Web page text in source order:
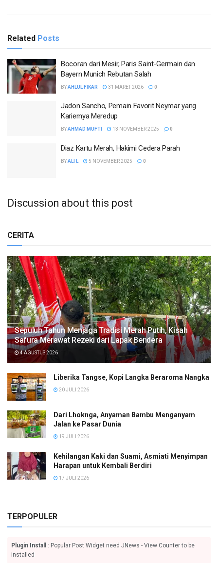
Related Posts
Bocoran dari Mesir, Paris Saint-Germain dan
Bayern Munich Rebutan Salah
BYAHLUL FIKAR 31 MARET 2026 0
Jadon Sancho, Pemain Favorit Neymar yang
Kariernya Meredup
BYAHMAD MUFTI 13 NOVEMBER 2025 0
Diaz Kartu Merah, Hakimi Cedera Parah
BYALI L 5 NOVEMBER 2025 0
Discussion about this post
CERITA
Sepuluh Tahun Menjaga Tradisi Merah Putih, Kisah
Safura Merawat Rezeki dari Lapak Bendera
4 AGUSTUS 2026
Liberika Tangse, Kopi Langka Beraroma Nangka
20 JULI 2026
Dari Lhoknga, Anyaman Bambu Menganyam
Jalan ke Pasar Dunia
19 JULI 2026
Kehilangan Kaki dan Suami, Asmiati Menyimpan
Harapan untuk Kembali Berdiri
17 JULI 2026
TERPOPULER
Plugin Install
: Popular Post Widget need JNews - View Counter to be
installed